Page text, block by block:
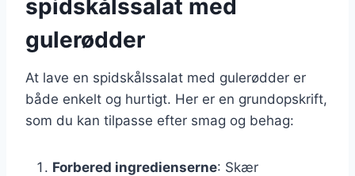
spidskålssalat med
gulerødder
At lave en spidskålssalat med gulerødder er
både enkelt og hurtigt. Her er en grundopskrift,
som du kan tilpasse efter smag og behag:
Forbered ingredienserne: Skær